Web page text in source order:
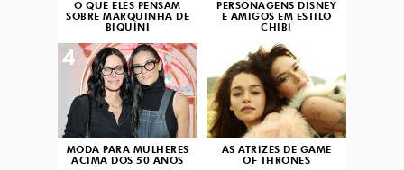
O QUE ELES PENSAM
SOBRE MARQUINHA DE
BIQUÍNI
PERSONAGENS DISNEY
E AMIGOS EM ESTILO
CHIBI
MODA PARA MULHERES
ACIMA DOS 50 ANOS
4
AS ATRIZES DE GAME
OF THRONES